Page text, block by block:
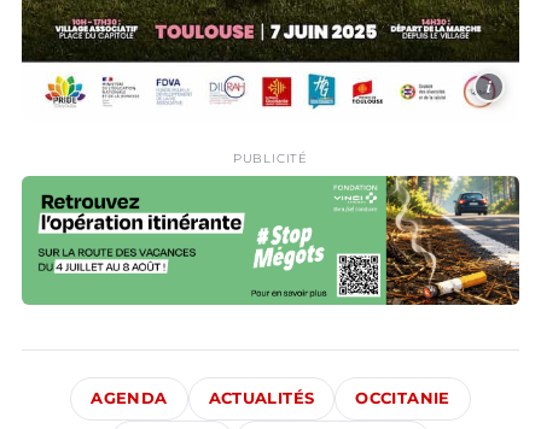
i
PUBLICITÉ
AGENDA ACTUALITÉS OCCITANIE